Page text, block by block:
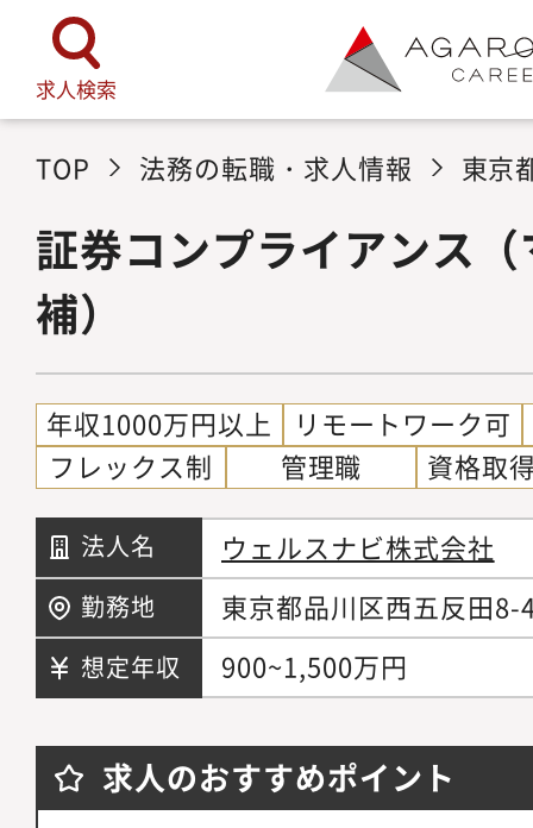
求人検索
TOP 法務の転職・求人情報 東京
証券コンプライアンス
補）
年収1000万円以上
リモートワーク可
フレックス制
管理職 資格取
法人名 ウェルスナビ株式会社
勤務地 東京都品川区西五反田
想定年収 900~1,500万円
求人のおすすめポイント